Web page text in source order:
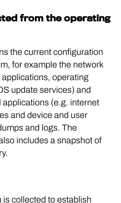
from the operating
the current configuration
for example the network
operating
update services) and
(e.g. internet
and device and user
and logs. The
includes a snapshot of
collected to establish